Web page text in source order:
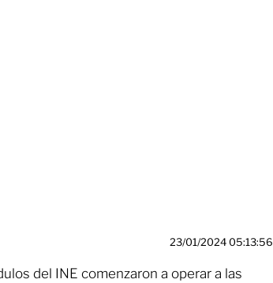
23/01/2024 05:13:56
del INE comenzaron a operar a las